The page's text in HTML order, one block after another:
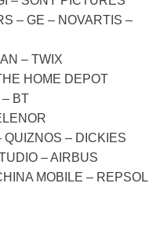
– GE – NOVARTIS –
– TWIX
HOME DEPOT
– BT
– DICKIES
– AIRBUS
MOBILE – REPSOL